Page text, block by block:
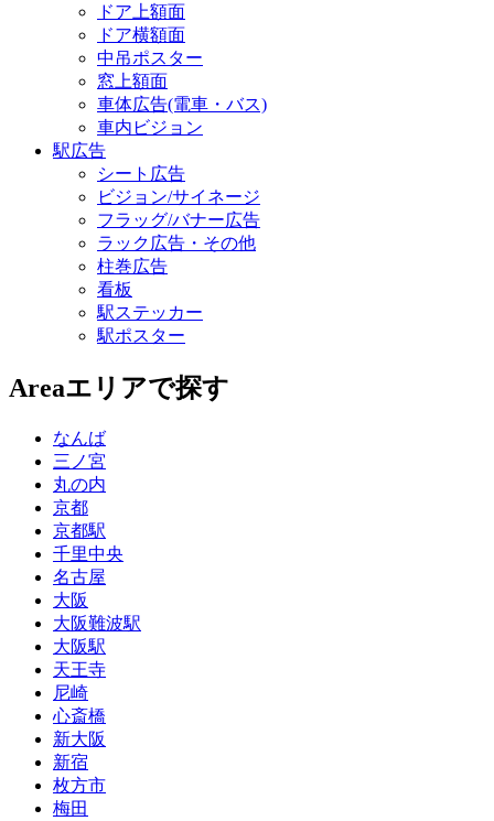
ドア上額面
ドア横額面
中吊ポスター
窓上額面
車体広告(電車・バス)
車内ビジョン
駅広告
シート広告
ビジョン/サイネージ
フラッグ/バナー広告
ラック広告・その他
柱巻広告
看板
駅ステッカー
駅ポスター
Areaエリアで探す
なんば
三ノ宮
丸の内
京都
京都駅
千里中央
名古屋
大阪
大阪難波駅
大阪駅
天王寺
尼崎
心斎橋
新大阪
新宿
枚方市
梅田